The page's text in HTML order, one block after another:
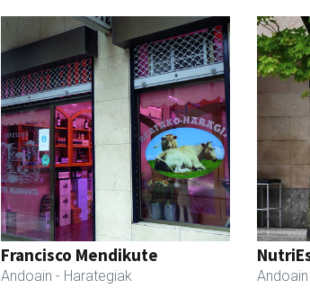
Francisco Mendikute
Andoain - Harategiak Andoain